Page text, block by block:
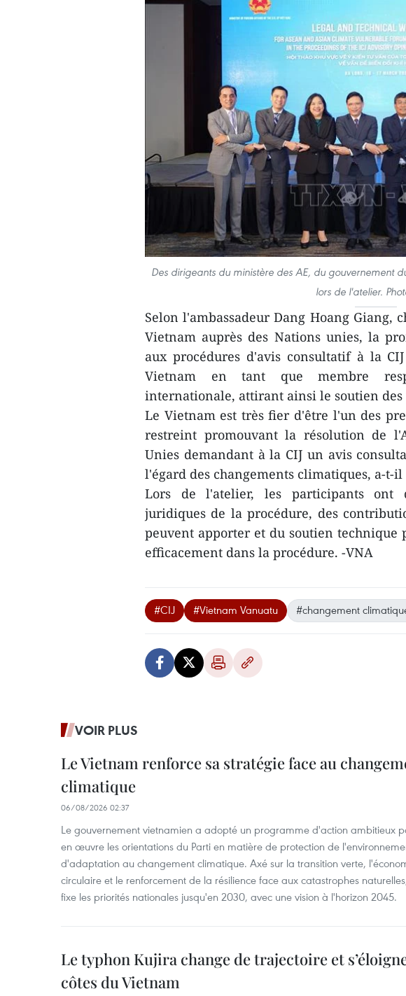
Des dirigeants du ministère des AE, du gouvernement
lors de l'atelier.
Selon l'ambassadeur Dang Hoang Giang,
Vietnam auprès des Nations unies, la
aux procédures d'avis consultatif à la
Vietnam en tant que membre
internationale, attirant ainsi le soutien des
Le Vietnam est très fier d'être l'un des
restreint promouvant la résolution de
Unies demandant à la CIJ un avis
l'égard des changements climatiques, a-t-il
Lors de l'atelier, les participants ont
juridiques de la procédure, des
peuvent apporter et du soutien technique
efficacement dans la procédure. -VNA
#CIJ #Vietnam Vanuatu #changement
VOIR PLUS
Le Vietnam renforce sa stratégie face au
climatique
06/08/2026 02:37
Le gouvernement vietnamien a adopté un programme d'action ambitieux
en œuvre les orientations du Parti en matière de protection de
d'adaptation au changement climatique. Axé sur la transition verte,
circulaire et le renforcement de la résilience face aux catastrophes
fixe les priorités nationales jusqu'en 2030, avec une vision à l'horizon 2045.
Le typhon Kujira change de trajectoire et
côtes du Vietnam